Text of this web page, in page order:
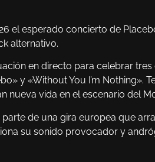
el esperado concierto de
alternativo.
en directo para celebrar
y «Without You I’m Nothing».
nueva vida en el escenario del
de una gira europea que
su sonido provocador y